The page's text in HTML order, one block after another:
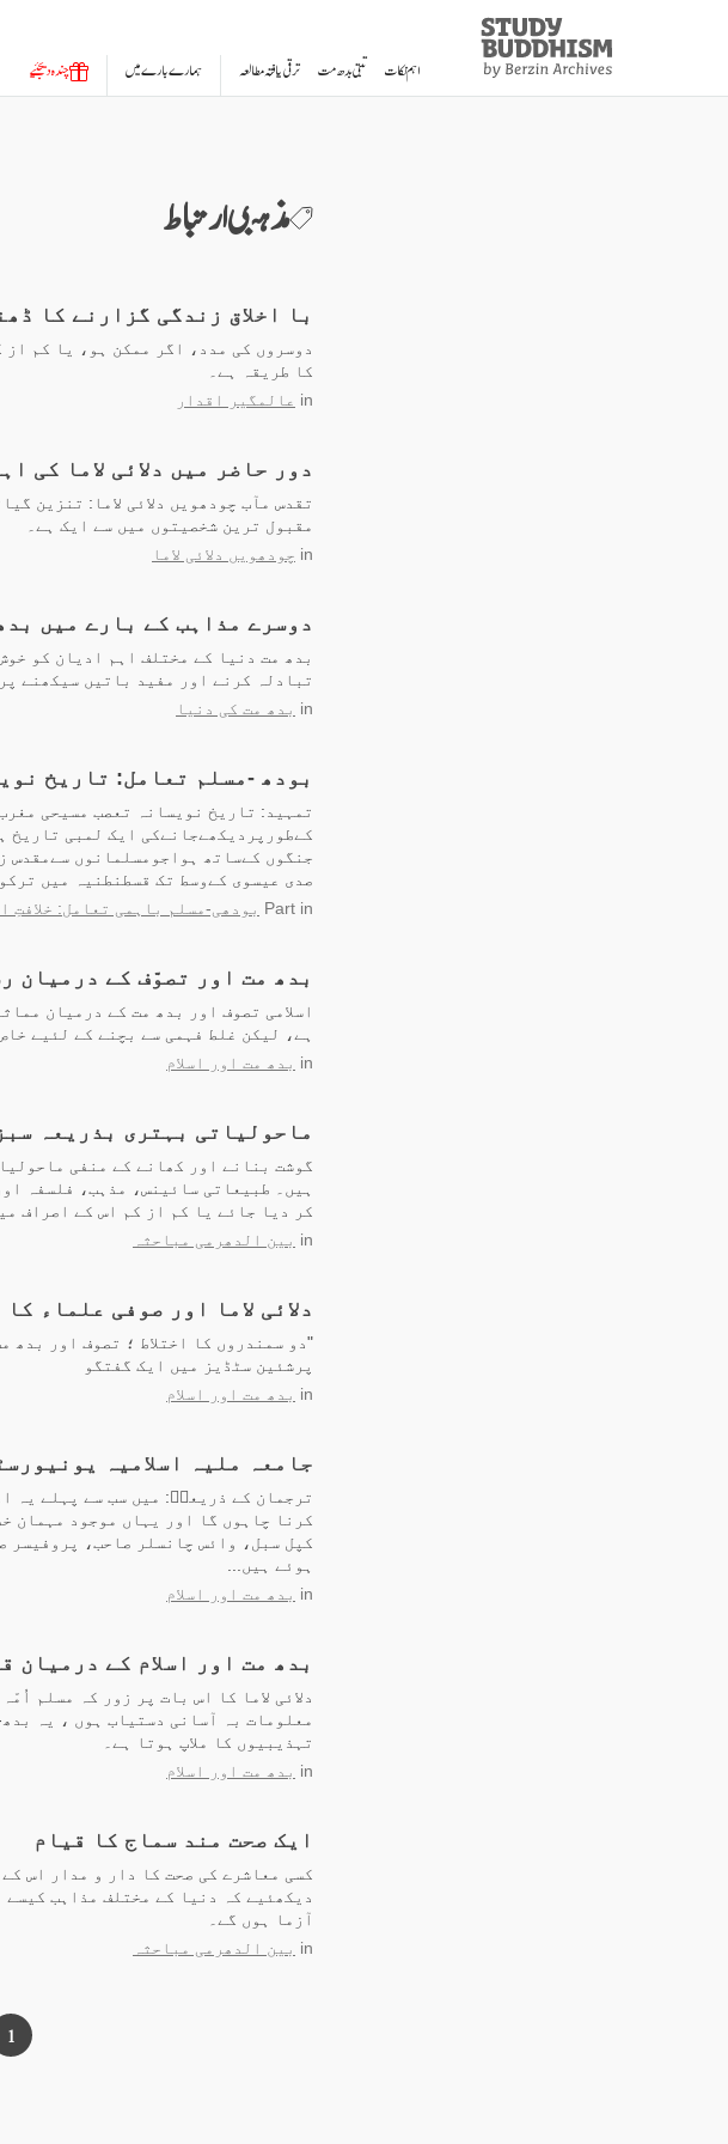
Study
Buddhism
Home
اہم نکات تبتی بدھ مت ترقی یافتہ مطالعہ ہمارے بارے میں چندہ دیجئیے
مذہبی ارتباط
با اخلاق زندگی گزارنے کا
دوسروں کی مدد، اگر ممکن ہو، یا کم
کا طریقہ ہے۔
in عالمگیر اقدار
دور حاضر میں دلائی لاما کی
تقدس مآب چودھویں دلائی لاما: تنزین
مقبول ترین شخصیتوں میں سے ایک ہے۔
in چودھویں دلائی لاما
دوسرے مذاہب کے بارے میں
بدھ مت دنیا کے مختلف اہم ادیان کو
تبادلہ کرنے اور مفید باتیں سیکھنے
in بدھ مت کی دنیا
بودھ -مسلم تعامل: تاریخ
تمہید: تاریخ نویسانہ تعصب مسیحی
کےطورپردیکھےجانےکی ایک لمبی تاریخ
جنگوں کےساتھ ہواجومسلمانوں سےمقدس
صدی عیسوی کےوسط تک قسطنطنیہ میں
Part in بودھی-مسلم باہمی تعامل: خلافتِ
بدھ مت اور تصوّف کے درمیان
اسلامی تصوف اور بدھ مت کے درمیان
ہے، لیکن غلط فہمی سے بچنے کے لئیے
in بدھ مت اور اسلام
ماحولیاتی بہتری بذریعہ
گوشت بنانے اور کھانے کے منفی
ہیں۔ طبیعاتی سائینس، مذہب، فلسفہ
کر دیا جائے یا کم از کم اس کے اصراف
in بین الدھرمی مباحثہ
دلائی لاما اور صوفی علماء
"دو سمندروں کا اختلاط ؛ تصوف اور
پرشئین سٹڈیز میں ایک گفتگو
in بدھ مت اور اسلام
جامعہ ملیہ اسلامیہ
ترجمان کے ذریعےۛ: میں سب سے پہلے یہ
کرنا چاہوں گا اور یہاں موجود مہمان
کپل سبل، وائس چانسلر صاحب، پروفیسر
ہوئے ہیں...
in بدھ مت اور اسلام
بدھ مت اور اسلام کے درمیان
دلائی لاما کا اس بات پر زور کہ مسلم
معلومات بہ آسانی دستیاب ہوں ، یہ
تہذیبیوں کا ملاپ ہوتا ہے۔
in بدھ مت اور اسلام
ایک صحت مند سماج کا قیام
کسی معاشرے کی صحت کا دار و مدار اس
دیکھئیے کہ دنیا کے مختلف مذاہب کیسے
آزما ہوں گے۔
in بین الدھرمی مباحثہ
1